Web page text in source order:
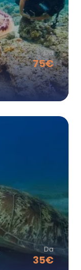
Da
75€
Da
35€